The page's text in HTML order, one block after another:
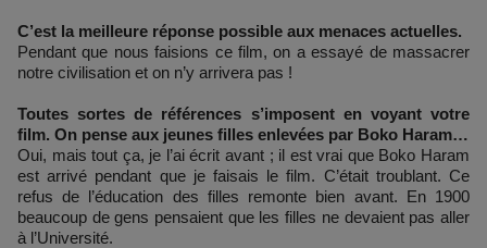
C’est la meilleure réponse possible aux menaces actuelles.
Pendant que nous faisions ce film, on a essayé de massacrer
notre civilisation et on n’y arrivera pas !
Toutes sortes de références s’imposent en voyant votre
film. On pense aux jeunes filles enlevées par Boko Haram…
Oui, mais tout ça, je l’ai écrit avant ; il est vrai que Boko Haram
est arrivé pendant que je faisais le film. C’était troublant. Ce
refus de l’éducation des filles remonte bien avant. En 1900
beaucoup de gens pensaient que les filles ne devaient pas aller
à l’Université.